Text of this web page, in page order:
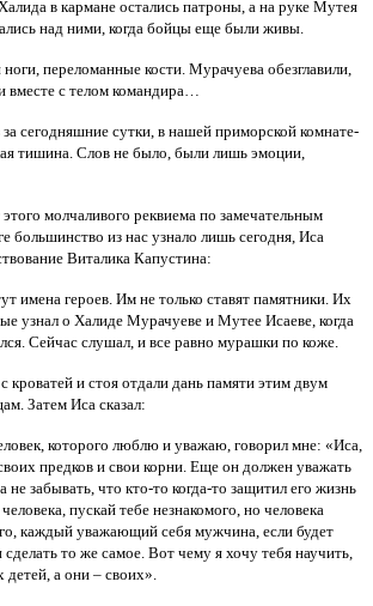
в кармане остались патроны, а на руке Мутея
над ними, когда бойцы еще были живы.
переломанные кости. Мурачуева обезглавили,
вместе с телом командира…
сегодняшние сутки, в нашей приморской комнате-
тишина. Слов не было, были лишь эмоции,
молчаливого реквиема по замечательным
большинство из нас узнало лишь сегодня, Иса
Виталика Капустина:
имена героев. Им не только ставят памятники. Их
узнал о Халиде Мурачуеве и Мутее Исаеве, когда
Сейчас слушал, и все равно мурашки по коже.
кроватей и стоя отдали дань памяти этим двум
Затем Иса сказал:
которого люблю и уважаю, говорил мне: «Иса,
предков и свои корни. Еще он должен уважать
не забывать, что кто-то когда-то защитил его жизнь
пускай тебе незнакомого, но человека
каждый уважающий себя мужчина, если будет
то же самое. Вот чему я хочу тебя научить,
а они – своих».